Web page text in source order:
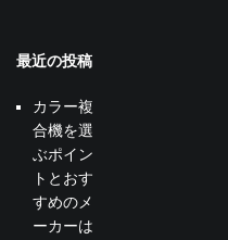
最近の投稿
カラー複
合機を選
ぶポイン
トとおす
すめのメ
ーカーは